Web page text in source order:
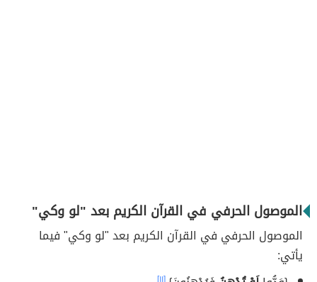
الموصول الحرفي في القرآن الكريم بعد "لو وكي"
الموصول الحرفي في القرآن الكريم بعد "لو وكي" فيما
يأتي: